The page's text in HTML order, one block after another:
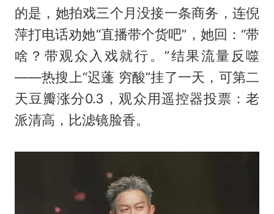
的是，她拍戏三个月没接一条商务，连倪
萍打电话劝她“直播带个货吧”，她回：“带
啥？带观众入戏就行。”结果流量反噬
——热搜上“迟蓬 穷酸”挂了一天，可第二
天豆瓣涨分0.3，观众用遥控器投票：老
派清高，比滤镜脸香。